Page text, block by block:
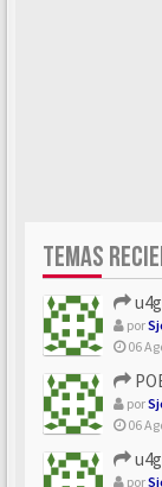
TEMAS
por
06
por
06
por